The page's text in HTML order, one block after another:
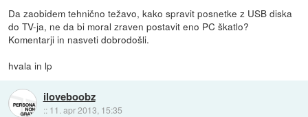
Da zaobidem tehnično težavo, kako spravit posnetke z USB diska
do TV-ja, ne da bi moral zraven postavit eno PC škatlo?
Komentarji in nasveti dobrodošli.
hvala in lp
iloveboobz
:: 11. apr 2013, 15:35